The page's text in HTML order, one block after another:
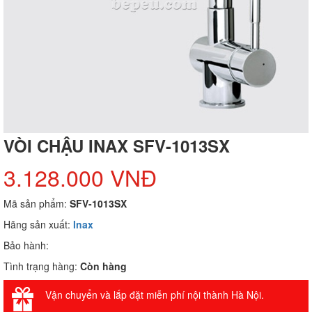
VÒI CHẬU INAX SFV-1013SX
3.128.000 VNĐ
Mã sản phẩm: SFV-1013SX
Hãng sản xuất: Inax
Bảo hành:
Tình trạng hàng: Còn hàng
Vận chuyển và lắp đặt miễn phí nội thành Hà Nội.